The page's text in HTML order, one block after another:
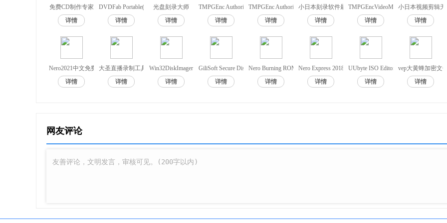
20、支持标准的Dolby Digital
免费CD制作专家
详情
DVDFab Portable(光盘复制拷贝工具)
详情
光盘刻录大师
详情
TMPGEnc Authoring Works刻录软件绿色版
详情
TMPGEnc Authoring Works4刻录软件
详情
小日本刻录软件最新版
详情
TMPGEncVideoMasteringWorks5Portable
详情
小日本视频剪辑无
详情
Nero2021中文免费版
详情
大圣直播录制工具
详情
Win32DiskImager
详情
GiliSoft Secure Disc Creator
详情
Nero Burning ROM 2021免费版
详情
Nero Express 2018(刻录软件)
详情
UUbyte ISO Editor破解版
详情
vep大黄蜂加密文
详情
网友评论